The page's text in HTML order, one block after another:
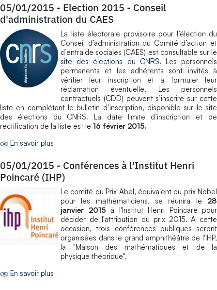
05/01/2015 - Election 2015 - Conseil
d'administration du CAES
La liste électorale provisoire pour l’élection du
Conseil d’administration du Comité d’action et
d’entraide sociales (CAES) est consultable sur le
site des élections du CNRS. Les personnels
permanents et les adhérents sont invités à
vérifier leur inscription et à formuler leur
réclamation éventuelle. Les personnels
contractuels (CDD) peuvent s’inscrire sur cette
liste en complétant le bulletin d’inscription, disponible sur le site
des élections du CNRS. La date limite d’inscription et de
rectification de la liste est le 16 février 2015.
En savoir plus
05/01/2015 - Conférences à l'Institut Henri
Poincaré (IHP)
Le comité du Prix Abel, équivalent du prix Nobel
pour les mathématiciens, se réunira le 28
janvier 2015 à l'Institut Henri Poincaré pour
décider de l'attribution du prix 2015. À cette
occasion, trois conférences publiques seront
organisées dans le grand amphithéâtre de l'IHP,
la "Maison des mathématiques et de la
physique théorique".
En savoir plus